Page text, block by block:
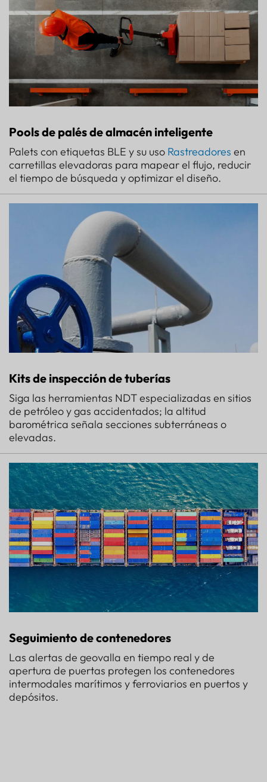
Pools de palés de almacén inteligente
Palets con etiquetas BLE y su uso Rastreadores en
carretillas elevadoras para mapear el flujo, reducir
el tiempo de búsqueda y optimizar el diseño.
Kits de inspección de tuberías
Siga las herramientas NDT especializadas en sitios
de petróleo y gas accidentados; la altitud
barométrica señala secciones subterráneas o
elevadas.
Seguimiento de contenedores
Las alertas de geovalla en tiempo real y de
apertura de puertas protegen los contenedores
intermodales marítimos y ferroviarios en puertos y
depósitos.